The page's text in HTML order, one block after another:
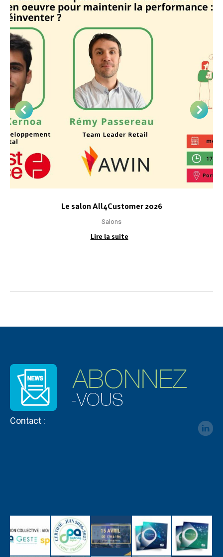
Le salon All4Customer 2026
Salons
Lire la suite
Contact :